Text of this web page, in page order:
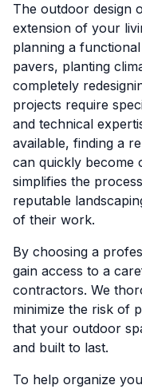
The outdoor design
extension of your
planning a
pavers, planting
completely
projects require
and technical
available, finding a
can quickly become
simplifies the
reputable
of their work.
By choosing a
gain access to a
contractors. We
minimize the risk of
that your outdoor
and built to last.
To help organize